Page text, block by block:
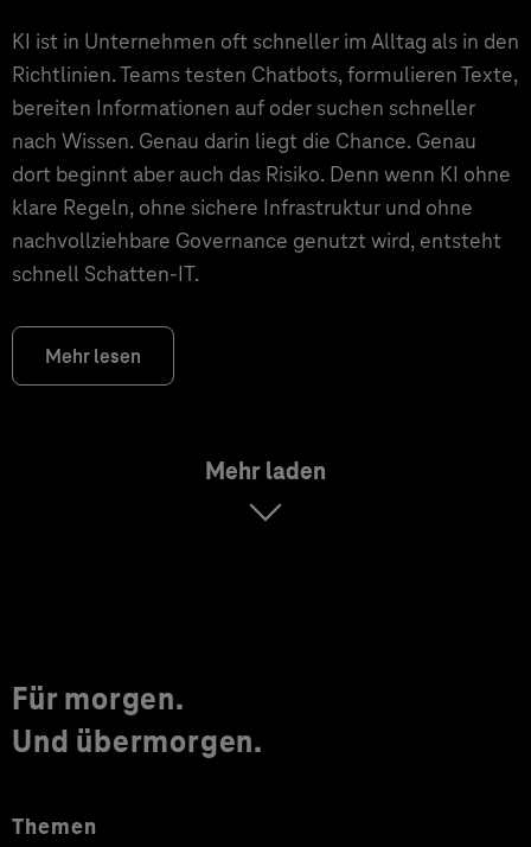
KI ist in Unternehmen oft schneller im Alltag als in den
Richtlinien. Teams testen Chatbots, formulieren Texte,
bereiten Informationen auf oder suchen schneller
nach Wissen. Genau darin liegt die Chance. Genau
dort beginnt aber auch das Risiko. Denn wenn KI ohne
klare Regeln, ohne sichere Infrastruktur und ohne
nachvollziehbare Governance genutzt wird, entsteht
schnell Schatten-IT.
Mehr lesen
Mehr laden
Für morgen.
Und übermorgen.
Themen